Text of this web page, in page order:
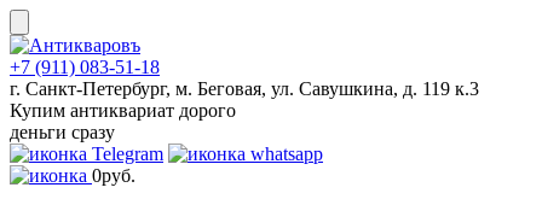
Skip
to
content
+7 (911) 083-51-18
г. Санкт-Петербург, м. Беговая, ул. Савушкина, д. 119 к.3
Купим антиквариат дорого
деньги сразу
0руб.